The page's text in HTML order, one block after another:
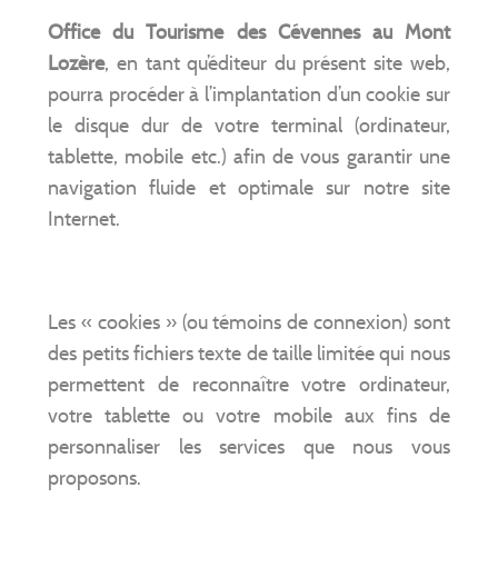
Office du Tourisme des Cévennes au Mont
Lozère, en tant qu’éditeur du présent site web,
pourra procéder à l’implantation d’un cookie sur
le disque dur de votre terminal (ordinateur,
tablette, mobile etc.) afin de vous garantir une
navigation fluide et optimale sur notre site
Internet.
Les « cookies » (ou témoins de connexion) sont
des petits fichiers texte de taille limitée qui nous
permettent de reconnaître votre ordinateur,
votre tablette ou votre mobile aux fins de
personnaliser les services que nous vous
proposons.